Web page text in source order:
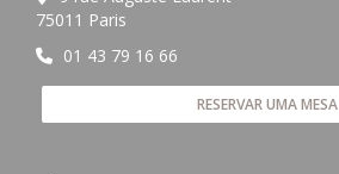
75011 Paris
01 43 79 16 66
RESERVAR UMA MESA